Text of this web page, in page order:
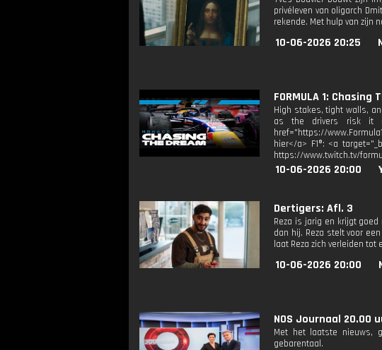
privéleven van oligarch
rekende. Met hulp van zijn
10-06-2026 20:25
FORMULA 1:
High stakes, tight walls,
as the drivers risk it
href="https://
hier</a> F1®: <a
https://www.twitch.tv/
10-06-2026 20:00
Dertigers: Afl. 3
Reza is jarig en krijgt
dan hij. Reza stelt voor
laat Reza zich verleiden
10-06-2026 20:00
NOS Journaal 20.00
Met het laatste nieuws,
gebarentaal.